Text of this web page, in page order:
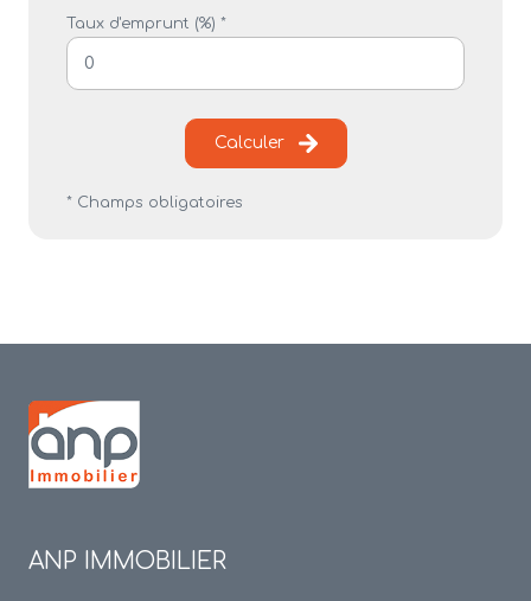
Taux d'emprunt (%) *
Calculer
* Champs obligatoires
ANP IMMOBILIER